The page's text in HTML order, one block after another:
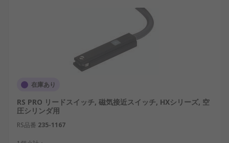
在庫あり
RS PRO リードスイッチ, 磁気接近スイッチ, HXシリーズ, 空
圧シリンダ用
RS品番 235-1167